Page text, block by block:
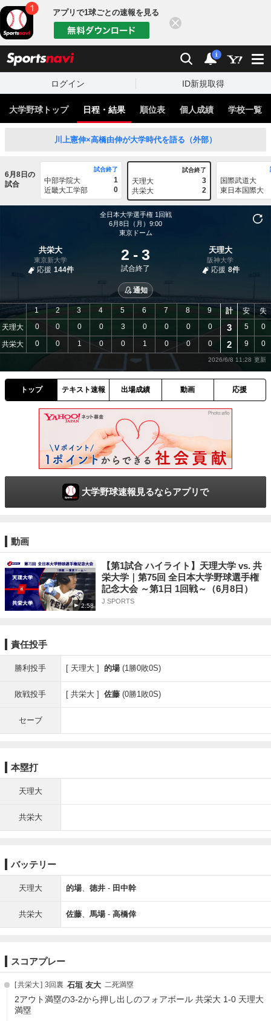
アプリで1球ごとの速報を見る
検索 通知
i
ログイン ID新規取得
大学野球トップ 日程・結果 順位表 個人成績 学校一覧
川上憲伸×高橋由伸が大学時代を語る（外部）
6月8日の
試合
試合終了
中部学院大
1
近畿大工学部
0
試合終了
天理大
3
共栄大
2
国際武道大
東日本国際大
全日本大学選手権 1回戦
6月8日（月）9:00
東京ドーム
共栄大
東京新大学
応援 144件
2 - 3
試合終了
天理大
阪神大学
応援 8件
通知
天理大
共栄大
1 2 3 4 5 6 7 8
9
0
0 0 0 3 0 0 0
0
0
0 1 0 0 1 0 0 0
計 安 失
3 5 0
2 9 0
2026/6/8 11:28
トップ テキスト速報 出場成績 動画 応援
大学野球速報見るならアプリで
動画
2:58
【第1試合 ハイライト】天理大学 vs. 共
栄大学｜第75回 全日本大学野球選手権
記念大会 ～第1日 1回戦～（6月8日）
J SPORTS
責任投手
勝利投手 天理大 的場(1勝0敗0S)
敗戦投手 共栄大 佐藤 (0勝1敗0S)
セーブ
本塁打
天理大
共栄大
バッテリー
天理大 的場、 徳井 - 田中幹
共栄大 佐藤、 馬場- 高橋倖
スコアプレー
共栄大 3回裏 石垣 友大 二死満塁
2アウト満塁の3-2から押し出しのフォアボール 共栄大 1-0 天理大
満塁